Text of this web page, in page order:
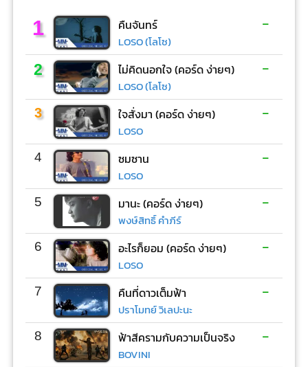
1 คืนจันทร์
LOSO (โลโซ)
-
2 ไม่คิดนอกใจ (คอร์ด ง่ายๆ)
LOSO (โลโซ)
-
3 ใจสั่งมา (คอร์ด ง่ายๆ)
LOSO
-
4 ซมซาน
LOSO
-
5 มานะ (คอร์ด ง่ายๆ)
พงษ์สิทธิ์ คำภีร์
-
6 อะไรก็ยอม (คอร์ด ง่ายๆ)
LOSO
-
7 คืนที่ดาวเต็มฟ้า
ปราโมทย์ วิเลปะนะ
-
8 ฟ้าสีครามกับความเป็นจริง
BOVINI
-